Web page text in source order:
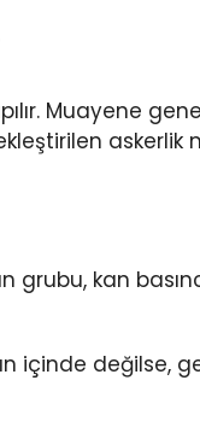
Muayene
askerlik
grubu, kan
içinde değilse,